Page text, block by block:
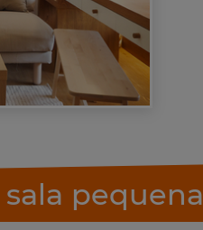
pequena